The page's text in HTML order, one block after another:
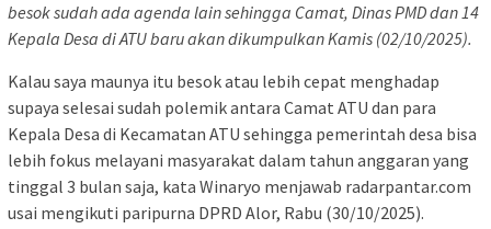
besok sudah ada agenda lain sehingga Camat, Dinas PMD dan 14
Kepala Desa di ATU baru akan dikumpulkan Kamis (02/10/2025).
Kalau saya maunya itu besok atau lebih cepat menghadap
supaya selesai sudah polemik antara Camat ATU dan para
Kepala Desa di Kecamatan ATU sehingga pemerintah desa bisa
lebih fokus melayani masyarakat dalam tahun anggaran yang
tinggal 3 bulan saja, kata Winaryo menjawab radarpantar.com
usai mengikuti paripurna DPRD Alor, Rabu (30/10/2025).